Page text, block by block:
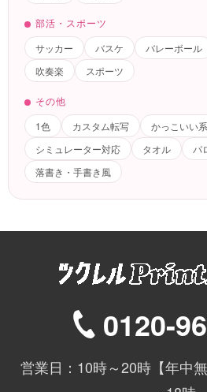
部活・スポーツ
サッカー
バスケ バレーボール
吹奏楽
スポーツ
その他
1色
カスタム転写 かっこいい系
シミュレーター対応
タオル
パ
落書き・手書き風
0120-
営業日：10時～20時【年中